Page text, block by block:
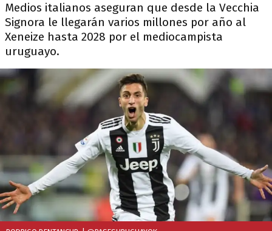
Medios italianos aseguran que desde la Vecchia
Signora le llegarán varios millones por año al
Xeneize hasta 2028 por el mediocampista
uruguayo.